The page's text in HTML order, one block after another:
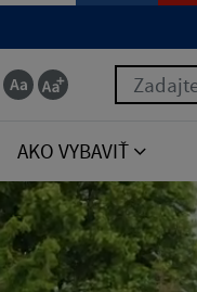
Zadajte
AKO VYBAVIŤ